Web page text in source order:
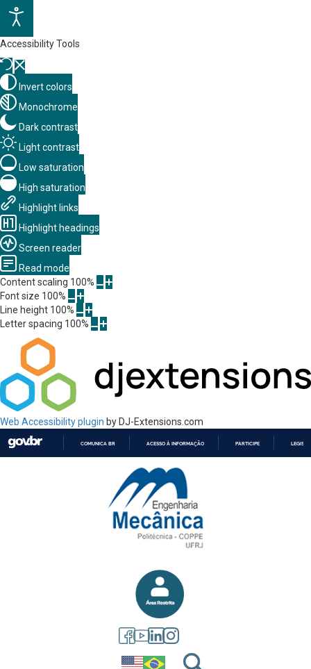
Accessibility Tools
Invert colors
Monochrome
Dark contrast
Light contrast
Low saturation
High saturation
Highlight links
Highlight headings
Screen reader
Read mode
Content scaling 100%
Font size 100%
Line height 100%
Letter spacing 100%
Web Accessibility plugin by DJ-Extensions.com
PARA
CONTEÚDO
COMUNICA BR ACESSO À INFORMAÇÃO PARTICIPE